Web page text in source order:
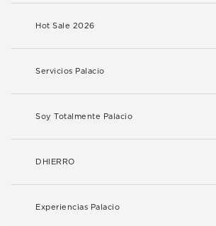
Hot Sale 2026
Servicios Palacio
Soy Totalmente Palacio
DHIERRO
Experiencias Palacio